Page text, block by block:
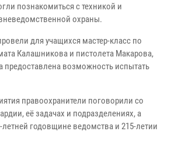
познакомиться с техникой и
охраны.
для учащихся мастер-класс по
Калашникова и пистолета Макарова,
предоставлена возможность испытать
правоохранители поговорили со
её задачах и подразделениях, а
летней годовщине ведомства и 215-летии